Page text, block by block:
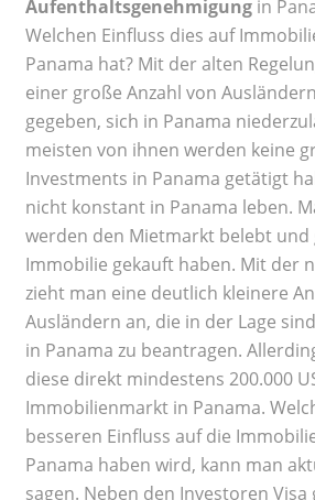
Aufenthaltsgenehmigung in
Welchen Einfluss dies auf
Panama hat? Mit der alten
einer große Anzahl von
gegeben, sich in Panama
meisten von ihnen werden keine
Investments in Panama getätigt
nicht konstant in Panama leben.
werden den Mietmarkt belebt und
Immobilie gekauft haben. Mit der
zieht man eine deutlich kleinere
Ausländern an, die in der Lage
in Panama zu beantragen.
diese direkt mindestens 200.000
Immobilienmarkt in Panama.
besseren Einfluss auf die
Panama haben wird, kann man
sagen. Neben den Investoren Visa